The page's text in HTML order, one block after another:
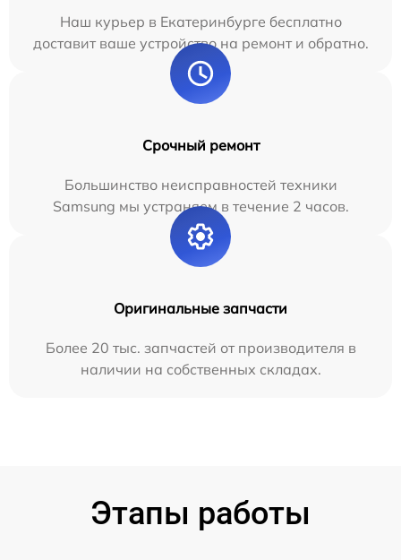
Наш курьер в Екатеринбурге бесплатно
доставит ваше устройство на ремонт и обратно.
Срочный ремонт
Большинство неисправностей техники
Samsung мы устраняем в течение 2 часов.
Оригинальные запчасти
Более 20 тыс. запчастей от производителя в
наличии на собственных складах.
Этапы работы